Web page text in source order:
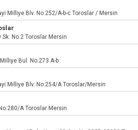
Milliye Blv. No:252/A-b-c Toroslar / Mersin
No:2 Toroslar Mersin
Bul. No:273 A-b
Milliye Blv. No:254/A Toroslar/Mersin
A Toroslar Mersin